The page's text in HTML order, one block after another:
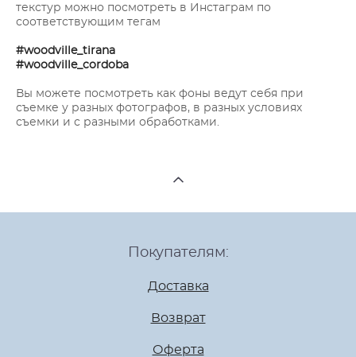
текстур можно посмотреть в Инстаграм по
соответствующим тегам
#woodville_tirana
#woodville_cordoba
Вы можете посмотреть как фоны ведут себя при
съемке у разных фотографов, в разных условиях
съемки и с разными обработками.
Покупателям:
Доставка
Возврат
Оферта